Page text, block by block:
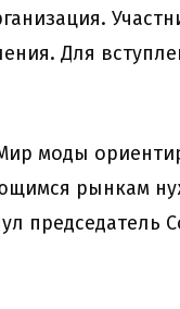
Для
моды
рынкам
председатель